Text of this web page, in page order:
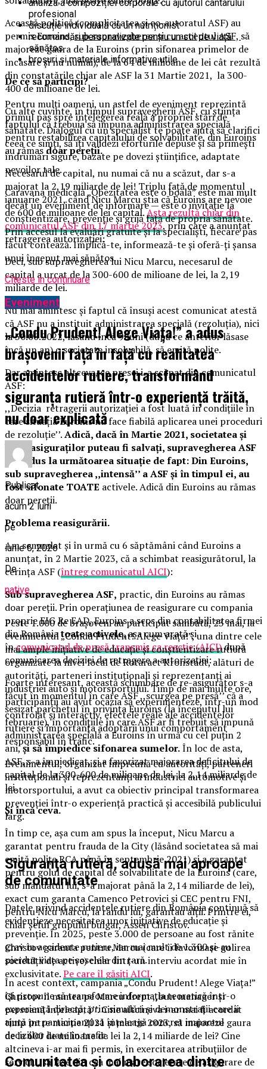
Această politică (complicitatea și co-autoratul ASF) au
permis Euroins,sub supravegherea și cu acceptul ASF, să
majoreze gaura de la Euroins (prin sifonarea primelor de
încasare și nu numai), de la 64 de milioane de lei cât rezultă
din constatările chiar ale ASF la 31 Martie 2021, la 300-
400 de milioane de lei.
Cu alte cuvinte, în timpul supravegherii ASF, cu știința
faptului că trebuia să impuna administrarea specială
pentru restabilirea capitalului de solvabilitate, din Euroins
au rămasdoar pereții.
Necesarul de capital, nu numai că nu a scăzut, dar s-a
majorat la 2,19 miliarde de lei! Triplu față de momentul
ianuarie 2021, când Nicu Marcu știa că Euroins are nevoie
de 600 de milioane de lei capital.Asta rezultă chiar din
comunicatul ASF din 17 martie 2023, prin care a anunțat
retragerea autorizației:
Deci, sub supravegherea lui Nicu Marcu, necesarul de
capital a urcat de la 300-600 de milioane de lei, la 2,19
miliarde de lei.
Nu mai amintesc și faptul că însuși acest comunicat atestă
că ASF nu a instituit administrarea specială (rezoluția), nici
la 30.06.2022, lăsând încă 9 luni (după ce anterior lăsase
încă un an) o societate insolvabilă, să emită polițe.
Dar amintesc altceva, ce presei i-a scăpat din comunicatul
ASF:
,,Decizia retragerii autorizației a fost luată în condițiile în
care situația Euroins nu face fiabilă aplicarea unei proceduri
de rezoluție’’.Adică, dacă în Martie 2021, societatea și
banii asiguraților puteau fi salvați, supravegherea ASF
a condus la următoarea situație de fapt: Din Euroins,
sub supravegherea ,,intensă’’ a ASF și în timpul ei, au
fost sifonate TOATE activele. Adică din Euroins au rămas
doar pereții.
Problema reasigurării.
Am semnalat și în urmă cu 6 săptămâni când Euroins a
anunțat, în 2 Martie 2023, că a schimbat reasigurătorul, la
cerința ASF (întreg comunicatul AICI):
Sub supravegherea ASF, practic, din Euroins au rămas
doar pereții. Prin operațiunea de reasigurare cu compania
proprie EIG Re EAD, Euroins a scos din contabilitatea firmei
din Româniatoate activele, așa cum arată și
încomunicatul de presă transmis ca reacție (AICI)după
comunicarea deciziei de retragere a autorizației:
Foarte interesant, această schimbare de re-asigurător s-a
făcut în momentul în care ASF ,,scurgea pe presă’’ că a
sesizat parchetul în privința Euroins (la începutul lui
februarie), în condițiile în care ASF ar fi trebuit să impună
administrarea specială a Euroins în urmă cu cel puțin 2
ani,și să împiedice sifonarea sumelor.În loc de asta,
ASF, s-a împiedicat, și a favorizat majorarea deficitului de
capital de la 300-600 de milioane de lei, la 2,14 miliarde de
lei.
Și încă ceva.
În timp ce, așa cum am spus la început, Nicu Marcu a
garantat pentru frauda de la City (lăsând societatea să mai
emită polițe RCA până în septembrie 2021) și a garantat
pentru golul de capital de solvabilitate de la Euroins (care,
sub mandatul lui, s-a majorat până la 2,14 miliarde de lei),
exact cum garanta Camenco Petrovici și CEC pentru FNI,
pentru Nicu Marcu, la rându lui, garantau alții. Printre ei,
chiar șeful grupului bulgar, Assen Christov.
Christov garanta pentru Marcu (care îi favorizase golirea
societății de active) chiar într-un interviu acordat mie în
exclusivitate.Pe care îl găsiți AICI.
Christov îl numea pe Marcu drept ,,bun manager și
persoană înțeleaptă’’. Cine altcineva i-ar mai fi acordat
timp între martie 2021 și martie 2023, să majoreze gaura
de la 600 de milioane de lei la 2,14 miliarde de lei? Cine
altcineva i-ar mai fi permis, în exercitarea atribuțiilor de
serviciu, să lase din cea mai mare societate de asigurare de
analiza a compoziției corporale cu ajutorul cântarului
profesional
discuție individuală cu un nutriționist
recomandări personalizate pentru un stil de viață
sănătos
broșuri și materiale informative utile
De ce să participi?
Pentru mulți oameni, un astfel de eveniment reprezintă
primul pas spre înțelegerea reală a propriei stări de
sănătate. Dialogul cu un specialist te poate ajuta să clarifici
ceea ce simți, să îți validezi eforturile depuse și să primești
îndrumări sigure, bazate pe dovezi științifice, adaptate
nevoilor tale.
Caravana medicală „Obezitatea este o boală” este mai mult
decât un eveniment de informare — este o invitație la
conștientizare, prevenție și grijă față de propria sănătate.
Prin accesul la evaluări gratuite și la specialiști, fiecare pas
făcut contează. Implică-te, informează-te și oferă-ți șansa
unui început mai sănătos.
Citeste in continuare
Eveniment
„Condu Prudent! Alege Viața!” a adus
brașovenii față în față cu realitatea
accidentelor rutiere, transformând
siguranța rutieră într-o experiență trăită,
nu doar explicată
Publicat
acum 2 luni
pe
iunie 6, 2026
De
native
Peste 1.000 de brașoveni au participat sâmbătă, 23 mai, la
evenimentul „Condu Prudent! Alege Viața!”, una dintre cele
mai ample inițiative de educație și conștientizare rutieră
organizate la nivel local de Rotaract Kronstadt, alături de
autorități, parteneri instituționali și reprezentanți ai
industriei auto și motorsportului. Timp de mai multe ore,
participanții au avut ocazia să experimenteze, într-un mod
controlat și interactiv, efectele reale ale accidentelor
rutiere și importanța adoptării unui comportament
responsabil în trafic.
Evenimentul, organizat împreună cu autorități, parteneri
instituționali și reprezentanți ai industriei automotive și
motorsportului, a avut ca obiectiv principal transformarea
prevenției într-o experiență practică și accesibilă publicului
larg.
Siguranța rutieră, adusă mai aproape
de comunitate
Datele privind accidentele rutiere din România continuă să
evidențieze necesitatea unor inițiative de educație și
prevenție. În 2025, peste 3.000 de persoane au fost rănite
grav în accidente rutiere, iar mai mult de 1.300 și-au
pierdut viața pe șoselele din țară.
În acest context, campania „Condu Prudent! Alege Viața!”
își propune să transforme informația teoretică într-o
experiență directă, prin simulări și demonstrații care îi
ajută pe participanți să înțeleagă concret impactul
deciziilor luate în trafic.
Comunitatea și colaborarea dintre